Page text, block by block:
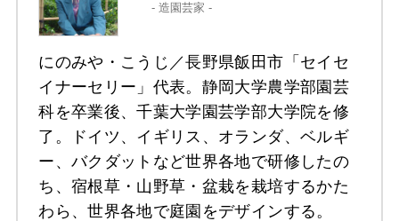
- 造園芸家 -
にのみや・こうじ／長野県飯田市「セイセ
イナーセリー」代表。静岡大学農学部園芸
科を卒業後、千葉大学園芸学部大学院を修
了。ドイツ、イギリス、オランダ、ベルギ
ー、バクダットなど世界各地で研修したの
ち、宿根草・山野草・盆栽を栽培するかた
わら、世界各地で庭園をデザインする。